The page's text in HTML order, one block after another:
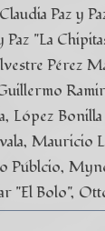
Claudia Paz y
Paz "La
Pérez
López
Mauricio
Públcio
"El Bolo"